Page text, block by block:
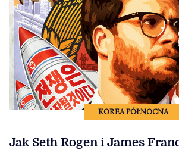
KOREA PÓŁNOCNA
Jak Seth Rogen i James